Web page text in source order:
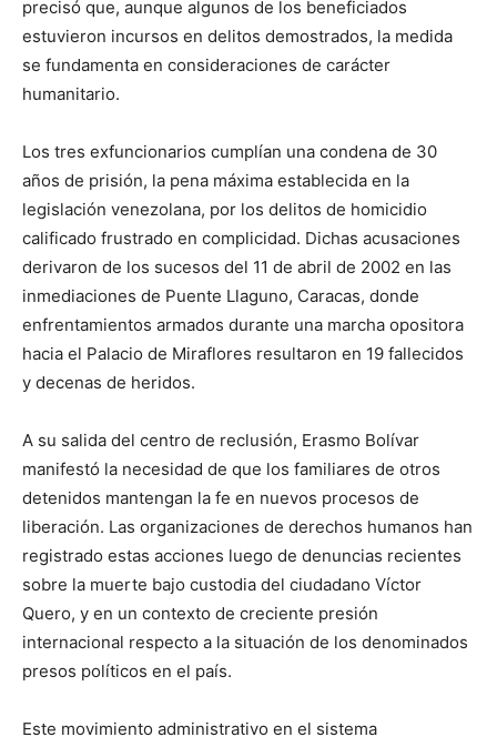
precisó que, aunque algunos de los beneficiados
estuvieron incursos en delitos demostrados, la medida
se fundamenta en consideraciones de carácter
humanitario.
Los tres exfuncionarios cumplían una condena de 30
años de prisión, la pena máxima establecida en la
legislación venezolana, por los delitos de homicidio
calificado frustrado en complicidad. Dichas acusaciones
derivaron de los sucesos del 11 de abril de 2002 en las
inmediaciones de Puente Llaguno, Caracas, donde
enfrentamientos armados durante una marcha opositora
hacia el Palacio de Miraflores resultaron en 19 fallecidos
y decenas de heridos.
A su salida del centro de reclusión, Erasmo Bolívar
manifestó la necesidad de que los familiares de otros
detenidos mantengan la fe en nuevos procesos de
liberación. Las organizaciones de derechos humanos han
registrado estas acciones luego de denuncias recientes
sobre la muerte bajo custodia del ciudadano Víctor
Quero, y en un contexto de creciente presión
internacional respecto a la situación de los denominados
presos políticos en el país.
Este movimiento administrativo en el sistema